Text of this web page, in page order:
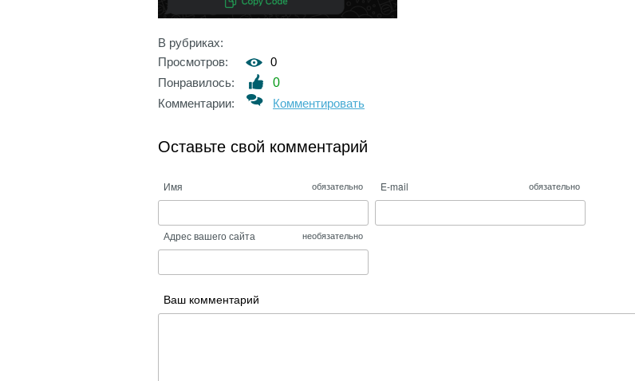
В рубриках:
Просмотров:
0
Понравилось:
0
Комментарии:
Комментировать
Оставьте свой комментарий
Имя обязательно E-mail обязательно
Адрес вашего сайта необязательно
Ваш комментарий